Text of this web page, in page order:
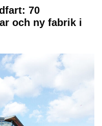
70
och ny fabrik i